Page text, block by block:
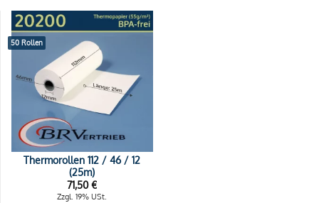
50 Rollen
Thermorollen 112 / 46 / 12
(25m)
71,50€
Zzgl. 19% USt.